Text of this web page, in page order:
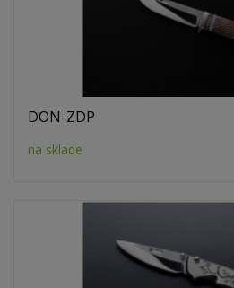
DON-ZDP
na sklade